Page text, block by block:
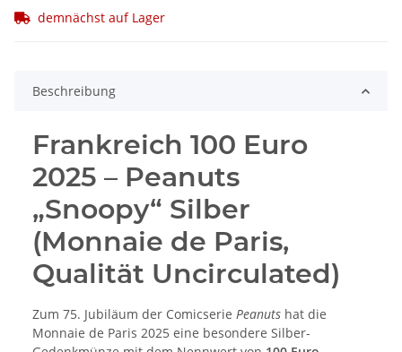
demnächst auf Lager
Beschreibung
Frankreich 100 Euro
2025 – Peanuts
„Snoopy“ Silber
(Monnaie de Paris,
Qualität Uncirculated)
Zum 75. Jubiläum der Comicserie Peanuts hat die
Monnaie de Paris 2025 eine besondere Silber-